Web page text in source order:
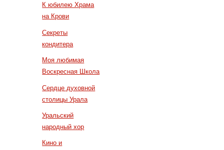
К юбилею Храма
на Крови
Секреты
кондитера
Моя любимая
Воскресная Школа
Сердце духовной
столицы Урала
Уральский
народный хор
Кино и